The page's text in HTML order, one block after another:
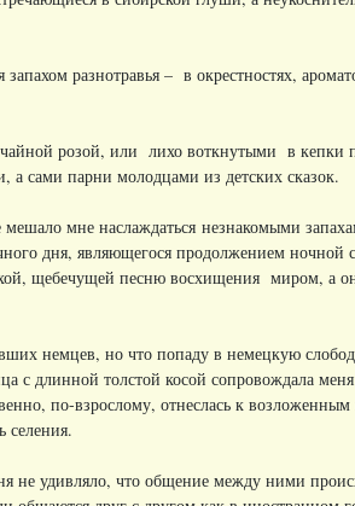
разнотравья – в окрестностях,
розой, или лихо воткнутыми в кепки
а сами парни молодцами из детских сказок.
мне наслаждаться незнакомыми
дня, являющегося продолжением ночной
щебечущей песню восхищения миром, а
немцев, но что попаду в немецкую
с длинной толстой косой сопровождала
по-взрослому, отнеслась к
селения.
не удивляло, что общение между ними